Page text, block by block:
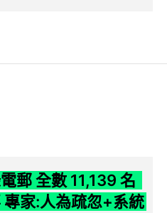
郵 全數 11,139 名
家:人為疏忽+系統